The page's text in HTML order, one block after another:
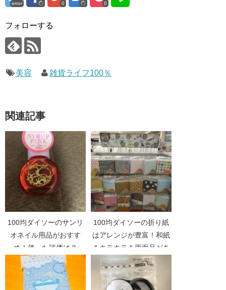
error 0 0
フォローする
美容 雑貨ライフ100％
関連記事
100均ダイソーのサンリ
オネイル用品がおすす
め！使った評価は？
100均ダイソーの折り紙
はアレンジが豊富！和紙
＆キラキラ＆両面品があ
るよ！